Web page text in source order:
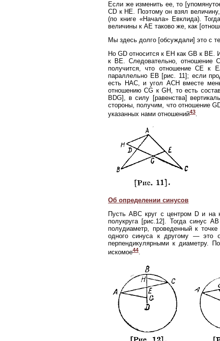
Если же изменить ее, то
CD к НЕ. Поэтому он взял
(по книге «Начала» Евклида).
величины к АЕ таково же, как
Мы здесь долго [обсуждали] это с
Но GD относится к ЕН как GB к
к BE. Следовательно,
получится, что отношение СЕ к
параллельно ЕВ [рис. 11]; если
есть НАС, и угол АСН вместе
отношению CG к GH, то есть
BDG], в силу [равенства]
стороны, получим, что отношение
указанных нами отношений43.
Об определении синусов
Пусть ABC круг с центром D и
полукруга [рис.12]. Тогда синус
полудиаметр, проведенный к
одного синуса к другому — это
перпендикулярными к диаметру.
искомое44.